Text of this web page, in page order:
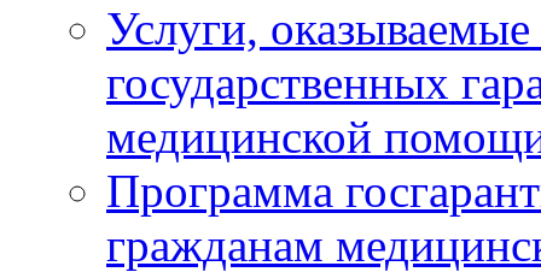
Услуги,
государственных
медицинской
Программа
гражданам